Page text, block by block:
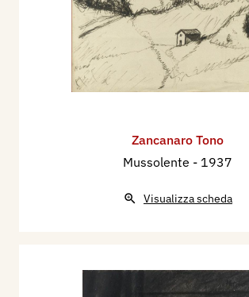
Zancanaro Tono
Mussolente - 1937
Visualizza scheda